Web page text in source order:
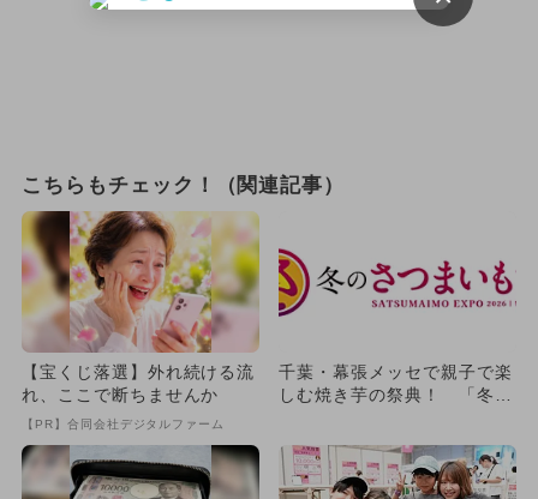
こちらもチェック！（関連記事）
【宝くじ落選】外れ続ける流
れ、ここで断ちませんか
【PR】合同会社デジタルファーム
千葉・幕張メッセで親子で楽
しむ焼き芋の祭典！ 「冬の